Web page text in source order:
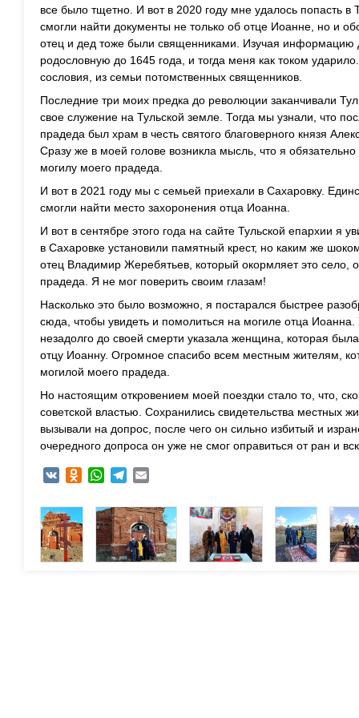
все было тщетно. И вот в 2020 году мне удалось попасть в
смогли найти документы не только об отце Иоанне, но и
отец и дед тоже были священниками. Изучая
родословную до 1645 года, и тогда меня как током
сословия, из семьи потомственных священников.
Последние три моих предка до революции заканчивали
свое служение на Тульской земле. Тогда мы узнали, что
прадеда был храм в честь святого благоверного князя
Сразу же в моей голове возникла мысль, что я
могилу моего прадеда.
И вот в 2021 году мы с семьей приехали в Сахаровку.
смогли найти место захоронения отца Иоанна.
И вот в сентябре этого года на сайте Тульской епархии я
в Сахаровке установили памятный крест, но каким же
отец Владимир Жеребятьев, который окормляет это село,
прадеда. Я не мог поверить своим глазам!
Насколько это было возможно, я постарался быстрее
сюда, чтобы увидеть и помолиться на могиле отца Иоанна.
незадолго до своей смерти указала женщина, которая
отцу Иоанну. Огромное спасибо всем местным жителям,
могилой моего прадеда.
Но настоящим откровением моей поездки стало то, что,
советской властью. Сохранились свидетельства местных
вызывали на допрос, после чего он сильно избитый и
очередного допроса он уже не смог оправиться от ран и
VK Odnoklassniki
WhatsAppTelegram